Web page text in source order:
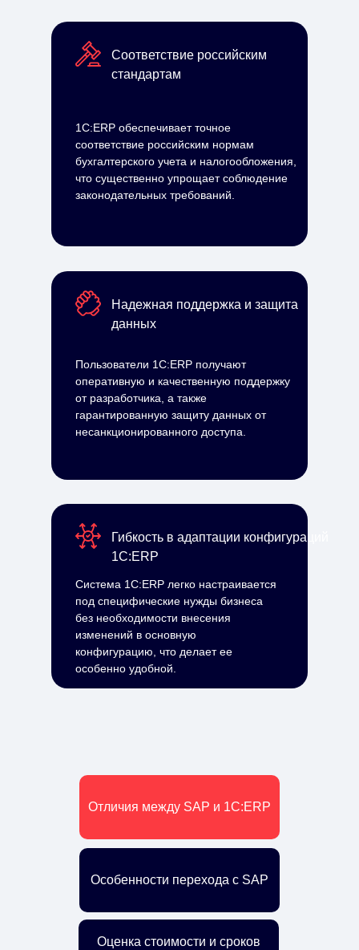
Гибкость в адаптации конфигураций
1С:ERP
Система 1С:ERP легко настраивается
под специфические нужды бизнеса
без необходимости внесения
изменений в основную
конфигурацию, что делает ее
особенно удобной.
Соответствие российским
стандартам
1С:ERP обеспечивает точное
соответствие российским нормам
бухгалтерского учета и налогообложения,
что существенно упрощает соблюдение
законодательных требований.
Надежная поддержка и защита
данных
Пользователи 1С:ERP получают
оперативную и качественную поддержку
от разработчика, а также
гарантированную защиту данных от
несанкционированного доступа.
Отличия между SAP и 1С:ERP
Особенности перехода с SAP
Оценка стоимости и сроков